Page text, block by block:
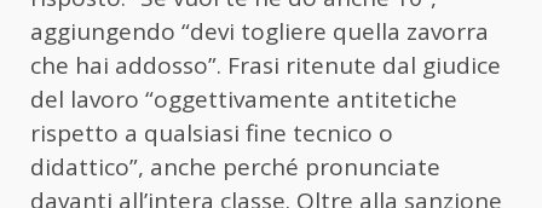
aggiungendo “devi togliere quella zavorra
che hai addosso”. Frasi ritenute dal giudice
del lavoro “oggettivamente antitetiche
rispetto a qualsiasi fine tecnico o
didattico”, anche perché pronunciate
davanti all’intera classe. Oltre alla sanzione